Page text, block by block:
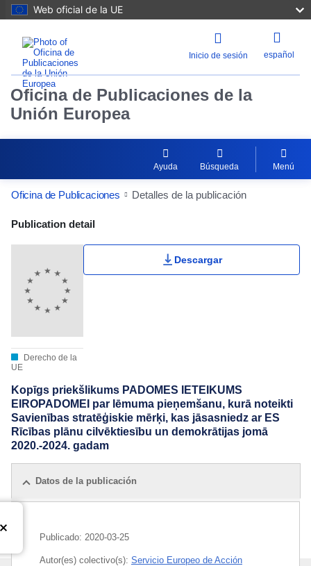
Web oficial de la UE
Inicio de sesión español
Oficina de Publicaciones de la
Unión Europea
Ayuda Búsqueda Menú
Oficina de Publicaciones Detalles de la publicación
Publication Detail Actions Portlet
Publication detail
Derecho de la
UE
Descargar
Kopīgs priekšlikums PADOMES IETEIKUMS
EIROPADOMEI par lēmuma pieņemšanu, kurā noteikti
Savienības stratēģiskie mērķi, kas jāsasniedz ar ES
Rīcības plānu cilvēktiesību un demokrātijas jomā
2020.-2024. gadam
Datos de la publicación
Publicado: 2020-03-25
Autor(es) colectivo(s): Servicio Europeo de Acción